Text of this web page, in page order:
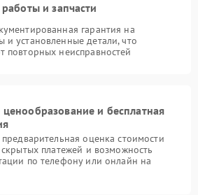
и запчасти
гарантия на
и установленные детали, что
повторных неисправностей
и бесплатная
оценка стоимости
скрытых платежей и возможность
по телефону или онлайн на